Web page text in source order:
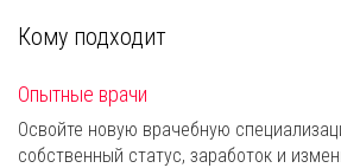
Кому подходит
Опытные врачи
Освойте новую врачебную
собственный статус, заработок и